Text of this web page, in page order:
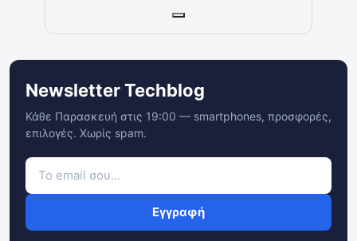
Newsletter Techblog
Κάθε Παρασκευή στις 19:00 — smartphones, προσφορές,
επιλογές. Χωρίς spam.
Εγγραφή